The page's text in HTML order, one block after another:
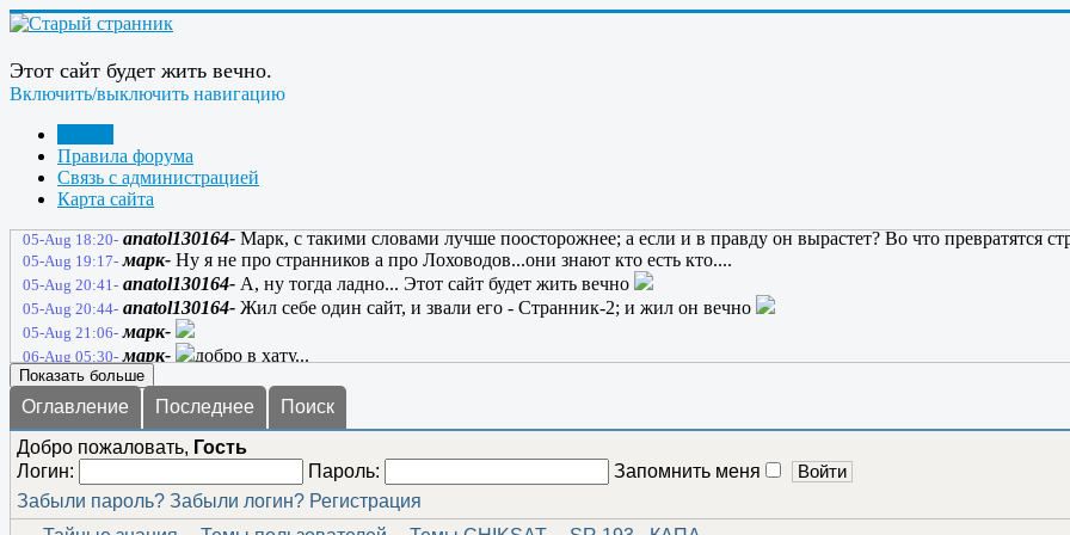
Этот сайт будет жить вечно.
Включить/выключить навигацию
Правила форума
Связь с администрацией
Карта сайта
04-Aug 20:20- марк-Вода одна и развод на лоха!!!......
ЖекаК-
04-Aug 21:55-
04-Aug 23:45- Bombar-там опечатка... правильно - волосы на зад.
anatol130164-Жека - "Большой мечтатель", нет ни одной подтвержденной публикации и ни одного проведенного
05-Aug 07:29-
05-Aug 07:49- ГРАНИТ-
05-Aug 07:49- ГРАНИТ- ссылка
05-Aug 10:03- марк-Лоховоды.........
марк-
05-Aug 18:20- anatol130164- Марк, с такими словами лучше поосторожнее; а если и в правду он вырастет? Во что превратятся
05-Aug 19:17- марк- Ну я не про странников а про Лоховодов...они знают кто есть кто....
05-Aug 20:41- anatol130164- А, ну тогда ладно... Этот сайт будет жить вечно
05-Aug 20:44- anatol130164- Жил себе один сайт, и звали его - Странник-2; и жил он вечно
05-Aug 21:06- марк-
06-Aug 05:30- марк- добро в хату...
Показать больше
Оглавление Последнее
Поиск
Добро пожаловать, Гость
Логин:
Пароль:
Запомнить меня
Забыли пароль? Забыли логин? Регистрация